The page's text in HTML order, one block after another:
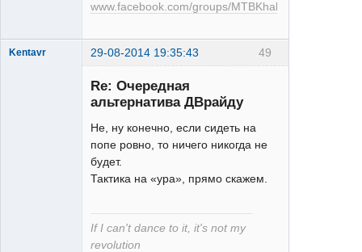
www.facebook.com/groups/MTBKhabarovsk
49
Kentavr 29-08-2014 19:35:43
Re: Очередная
альтернатива ДВрайду
Не, ну конечно, если сидеть на
попе ровно, то ничего никогда не
будет.
Тактика на «ура», прямо скажем.
If I can't dance to it, it's not my
revolution